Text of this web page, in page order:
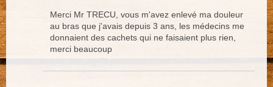
Merci Mr TRECU, vous m'avez enlevé ma douleur
au bras que j'avais depuis 3 ans, les médecins me
donnaient des cachets qui ne faisaient plus rien,
merci beaucoup